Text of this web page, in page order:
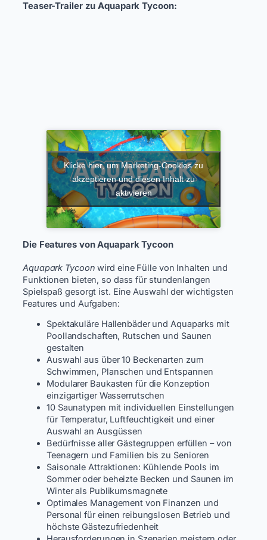
Teaser-Trailer zu Aquapark Tycoon:
Klicke hier, um Marketing-Cookies zu
akzeptieren und diesen Inhalt zu
aktivieren
Die Features von Aquapark Tycoon
Aquapark Tycoonwird eine Fülle von Inhalten und
Funktionen bieten, so dass für stundenlangen
Spielspaß gesorgt ist. Eine Auswahl der wichtigsten
Features und Aufgaben:
Spektakuläre Hallenbäder und Aquaparks mit
Poollandschaften, Rutschen und Saunen
gestalten
Auswahl aus über 10 Beckenarten zum
Schwimmen, Planschen und Entspannen
Modularer Baukasten für die Konzeption
einzigartiger Wasserrutschen
10 Saunatypen mit individuellen Einstellungen
für Temperatur, Luftfeuchtigkeit und einer
Auswahl an Ausgüssen
Bedürfnisse aller Gästegruppen erfüllen – von
Teenagern und Familien bis zu Senioren
Saisonale Attraktionen: Kühlende Pools im
Sommer oder beheizte Becken und Saunen im
Winter als Publikumsmagnete
Optimales Management von Finanzen und
Personal für einen reibungslosen Betrieb und
höchste Gästezufriedenheit